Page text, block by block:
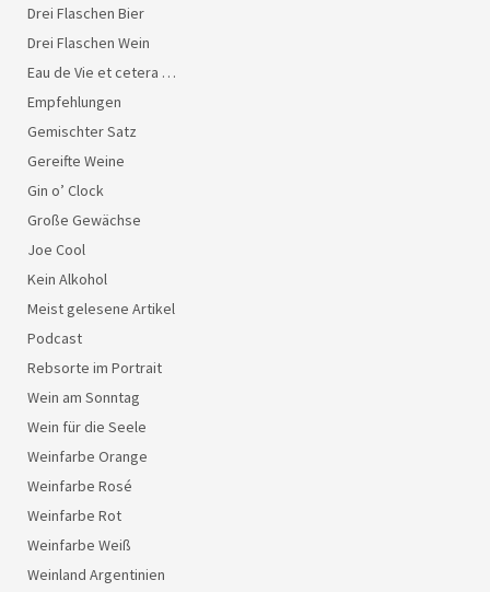
Drei Flaschen Bier
Drei Flaschen Wein
Eau de Vie et cetera …
Empfehlungen
Gemischter Satz
Gereifte Weine
Gin o’ Clock
Große Gewächse
Joe Cool
Kein Alkohol
Meist gelesene Artikel
Podcast
Rebsorte im Portrait
Wein am Sonntag
Wein für die Seele
Weinfarbe Orange
Weinfarbe Rosé
Weinfarbe Rot
Weinfarbe Weiß
Weinland Argentinien